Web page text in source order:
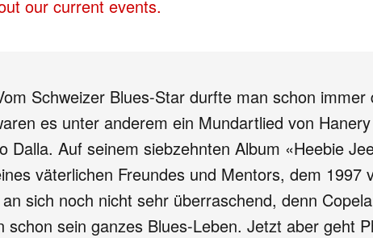
our current events.
Schweizer Blues-Star durfte man schon
es unter anderem ein Mundartlied von
Dalla. Auf seinem siebzehnten Album «Heebie
väterlichen Freundes und Mentors, dem 1997
sich noch nicht sehr überraschend, denn
sein ganzes Blues-Leben. Jetzt aber geht